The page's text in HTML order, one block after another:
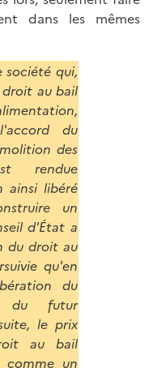
dans les mêmes
société qui,
droit au bail
du
des
rendue
ainsi libéré
un
d'État a
du droit au
qu'en
du
du futur
le prix
au bail
comme un